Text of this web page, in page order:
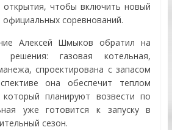
чтобы включить новый
соревнований.
Алексей Шмыков обратил на
решения: газовая котельная,
спроектирована с запасом
она обеспечит теплом
планируют возвести по
уже готовится к запуску в
сезон.